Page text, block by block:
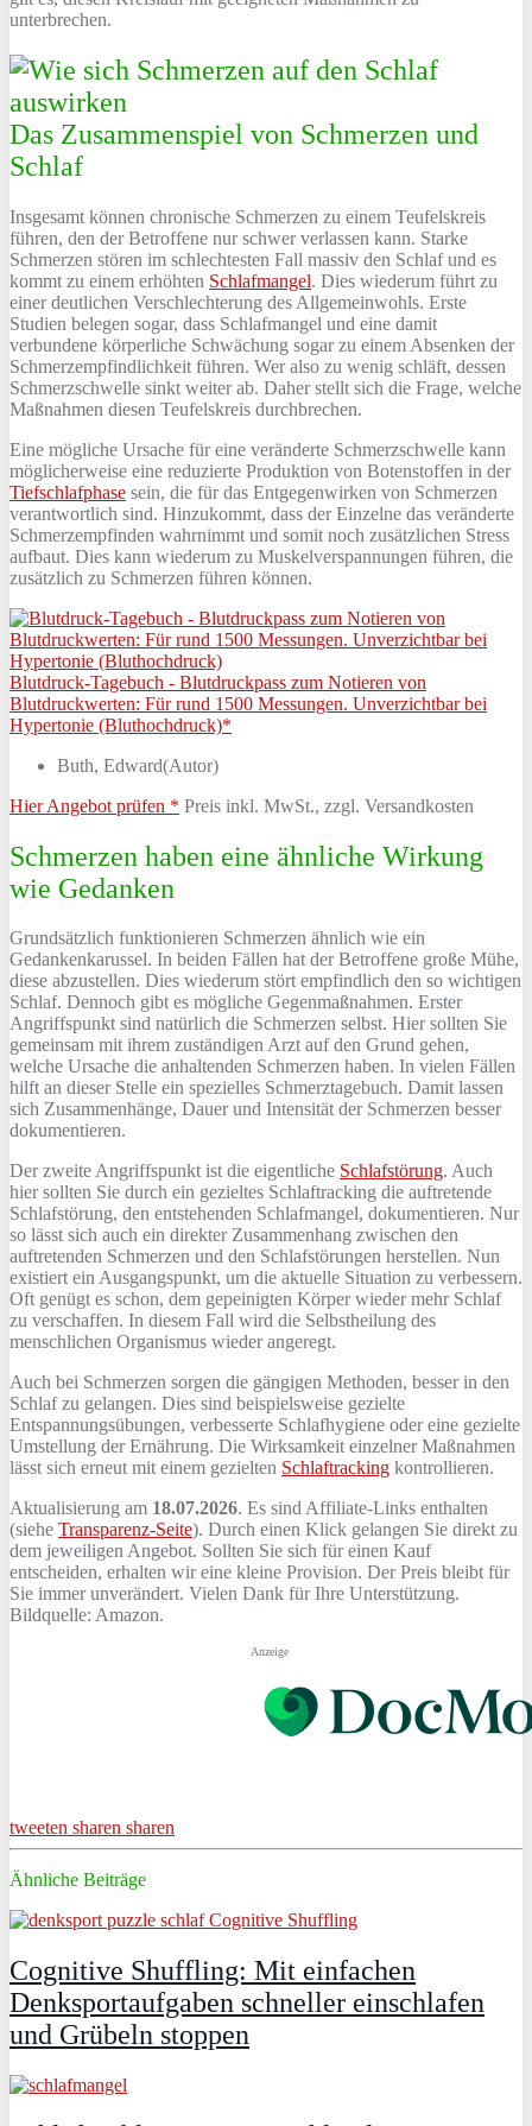
unterbrechen.
Das Zusammenspiel von Schmerzen und
Schlaf
Insgesamt können chronische Schmerzen zu einem Teufelskreis
führen, den der Betroffene nur schwer verlassen kann. Starke
Schmerzen stören im schlechtesten Fall massiv den Schlaf und es
kommt zu einem erhöhten Schlafmangel. Dies wiederum führt zu
einer deutlichen Verschlechterung des Allgemeinwohls. Erste
Studien belegen sogar, dass Schlafmangel und eine damit
verbundene körperliche Schwächung sogar zu einem Absenken der
Schmerzempfindlichkeit führen. Wer also zu wenig schläft, dessen
Schmerzschwelle sinkt weiter ab. Daher stellt sich die Frage, welche
Maßnahmen diesen Teufelskreis durchbrechen.
Eine mögliche Ursache für eine veränderte Schmerzschwelle kann
möglicherweise eine reduzierte Produktion von Botenstoffen in der
Tiefschlafphase sein, die für das Entgegenwirken von Schmerzen
verantwortlich sind. Hinzukommt, dass der Einzelne das veränderte
Schmerzempfinden wahrnimmt und somit noch zusätzlichen Stress
aufbaut. Dies kann wiederum zu Muskelverspannungen führen, die
zusätzlich zu Schmerzen führen können.
Blutdruck-Tagebuch - Blutdruckpass zum Notieren von
Blutdruckwerten: Für rund 1500 Messungen. Unverzichtbar bei
Hypertonie (Bluthochdruck)*
Buth, Edward(Autor)
Hier Angebot prüfen * Preis inkl. MwSt., zzgl. Versandkosten
Schmerzen haben eine ähnliche Wirkung
wie Gedanken
Grundsätzlich funktionieren Schmerzen ähnlich wie ein
Gedankenkarussel. In beiden Fällen hat der Betroffene große Mühe,
diese abzustellen. Dies wiederum stört empfindlich den so wichtigen
Schlaf. Dennoch gibt es mögliche Gegenmaßnahmen. Erster
Angriffspunkt sind natürlich die Schmerzen selbst. Hier sollten Sie
gemeinsam mit ihrem zuständigen Arzt auf den Grund gehen,
welche Ursache die anhaltenden Schmerzen haben. In vielen Fällen
hilft an dieser Stelle ein spezielles Schmerztagebuch. Damit lassen
sich Zusammenhänge, Dauer und Intensität der Schmerzen besser
dokumentieren.
Der zweite Angriffspunkt ist die eigentliche Schlafstörung. Auch
hier sollten Sie durch ein gezieltes Schlaftracking die auftretende
Schlafstörung, den entstehenden Schlafmangel, dokumentieren. Nur
so lässt sich auch ein direkter Zusammenhang zwischen den
auftretenden Schmerzen und den Schlafstörungen herstellen. Nun
existiert ein Ausgangspunkt, um die aktuelle Situation zu verbessern.
Oft genügt es schon, dem gepeinigten Körper wieder mehr Schlaf
zu verschaffen. In diesem Fall wird die Selbstheilung des
menschlichen Organismus wieder angeregt.
Auch bei Schmerzen sorgen die gängigen Methoden, besser in den
Schlaf zu gelangen. Dies sind beispielsweise gezielte
Entspannungsübungen, verbesserte Schlafhygiene oder eine gezielte
Umstellung der Ernährung. Die Wirksamkeit einzelner Maßnahmen
lässt sich erneut mit einem gezielten Schlaftracking kontrollieren.
Aktualisierung am 18.07.2026. Es sind Affiliate-Links enthalten
(siehe Transparenz-Seite). Durch einen Klick gelangen Sie direkt zu
dem jeweiligen Angebot. Sollten Sie sich für einen Kauf
entscheiden, erhalten wir eine kleine Provision. Der Preis bleibt für
Sie immer unverändert. Vielen Dank für Ihre Unterstützung.
Bildquelle: Amazon.
Anzeige
tweeten sharen sharen
Ähnliche Beiträge
Cognitive Shuffling: Mit einfachen
Denksportaufgaben schneller einschlafen
und Grübeln stoppen